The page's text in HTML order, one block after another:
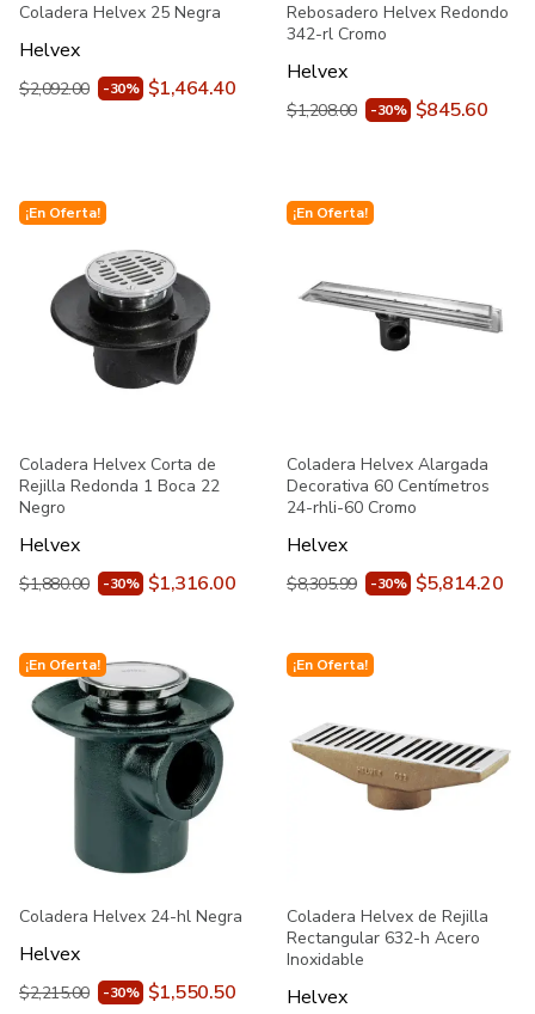
Coladera Helvex 25 Negra
Helvex
$2,092.00 -30% $1,464.40
Rebosadero Helvex Redondo
342-rl Cromo
Helvex
$1,208.00 -30% $845.60
¡En Oferta!
Coladera Helvex Corta de
Rejilla Redonda 1 Boca 22
Negro
Helvex
$1,880.00 -30% $1,316.00
¡En Oferta!
Coladera Helvex Alargada
Decorativa 60 Centímetros
24-rhli-60 Cromo
Helvex
$8,305.99 -30% $5,814.20
¡En Oferta!
Coladera Helvex 24-hl Negra
Helvex
$2,215.00 -30% $1,550.50
¡En Oferta!
Coladera Helvex de Rejilla
Rectangular 632-h Acero
Inoxidable
Helvex